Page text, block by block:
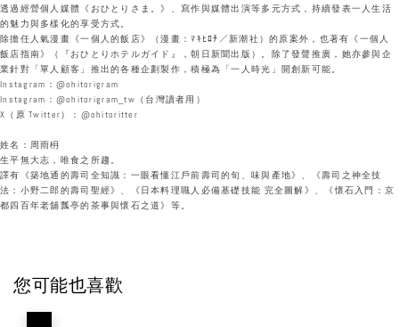
透過經營個人媒體《おひとりさま。》、寫作與媒體出演等多元方式，持續發表一人生活
的魅力與多樣化的享受方式。
除擔任人氣漫畫《一個人的飯店》（漫畫：ﾏｷﾋﾛﾁ／新潮社）的原案外，也著有《一個人
飯店指南》（『おひとりホテルガイド』，朝日新聞出版）。除了發聲推廣，她亦參與企
業針對「單人顧客」推出的各種企劃製作，積極為「一人時光」開創新可能。
Instagram：@ohitorigram
Instagram：@ohitorigram_tw（台灣讀者用）
X（原 Twitter）：@ohitoritter
姓名：周雨枏
生平無大志，唯食之所趨。
譯有《築地通的壽司全知識：一眼看懂江戶前壽司的旬、味與產地》、《壽司之神全技
法：小野二郎的壽司聖經》、《日本料理職人必備基礎技能 完全圖解》、《懷石入門：京
都四百年老舖瓢亭的茶事與懷石之道》等。
您可能也喜歡